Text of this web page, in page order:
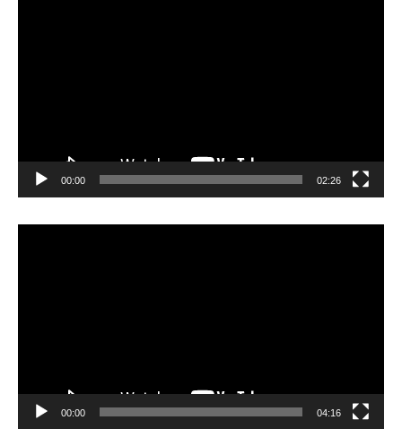
00:00 02:26
00:00 04:16